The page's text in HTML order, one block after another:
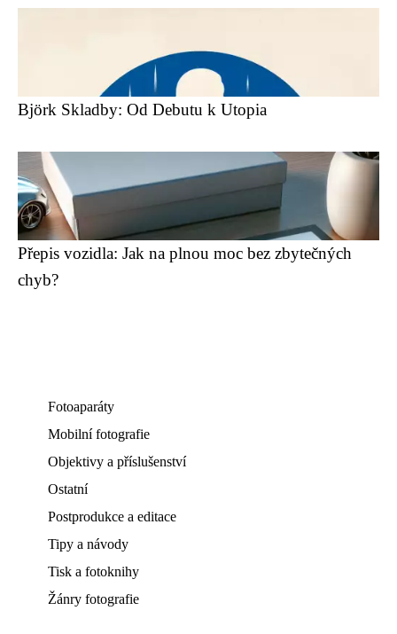
Björk Skladby: Od Debutu k Utopia
Přepis vozidla: Jak na plnou moc bez zbytečných
chyb?
Fotoaparáty
Mobilní fotografie
Objektivy a příslušenství
Ostatní
Postprodukce a editace
Tipy a návody
Tisk a fotoknihy
Žánry fotografie